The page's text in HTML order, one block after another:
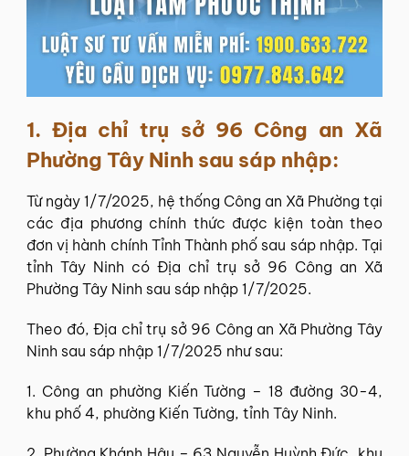
1. Địa chỉ trụ sở 96 Công an Xã
Phường Tây Ninh sau sáp nhập:
Từ ngày 1/7/2025, hệ thống Công an Xã Phường tại
các địa phương chính thức được kiện toàn theo
đơn vị hành chính Tỉnh Thành phố sau sáp nhập. Tại
tỉnh Tây Ninh có Địa chỉ trụ sở 96 Công an Xã
Phường Tây Ninh sau sáp nhập 1/7/2025.
Theo đó, Địa chỉ trụ sở 96 Công an Xã Phường Tây
Ninh sau sáp nhập 1/7/2025 như sau:
1. Công an phường Kiến Tường – 18 đường 30-4,
khu phố 4, phường Kiến Tường, tỉnh Tây Ninh.